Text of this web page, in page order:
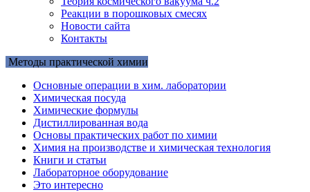
Реакции в порошковых смесях
Новости сайта
Контакты
Методы практической химии
Основные операции в хим. лаборатории
Химическая посуда
Химические формулы
Дистиллированная вода
Основы практических работ по химии
Химия на производстве и химическая технология
Книги и статьи
Лабораторное оборудование
Это интересно